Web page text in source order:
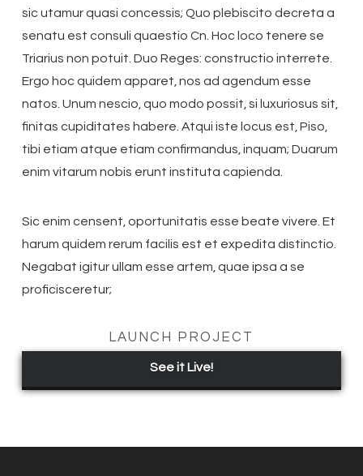
sic utamur quasi concessis; Quo plebiscito decreta a
senatu est consuli quaestio Cn. Hoc loco tenere se
Triarius non potuit. Duo Reges: constructio interrete.
Ergo hoc quidem apparet, nos ad agendum esse
natos. Unum nescio, quo modo possit, si luxuriosus sit,
finitas cupiditates habere. Atqui iste locus est, Piso,
tibi etiam atque etiam confirmandus, inquam; Duarum
enim vitarum nobis erunt instituta capienda.
Sic enim censent, oportunitatis esse beate vivere. Et
harum quidem rerum facilis est et expedita distinctio.
Negabat igitur ullam esse artem, quae ipsa a se
proficisceretur;
LAUNCH PROJECT
See it Live!